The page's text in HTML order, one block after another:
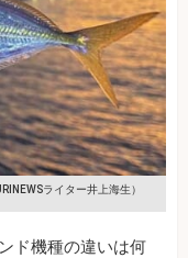
ライター井上海生）
ド機種の違いは何